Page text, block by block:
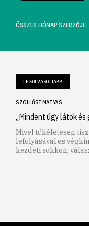
ÖSSZES HÓNAP SZERZŐJE
LEGOLVASOTTABB
SZÖLLŐSI MÁTYÁS
„Mindent úgy látok és
Mivel tökéletesen
lefolyásával és
kezdeti sokkon,